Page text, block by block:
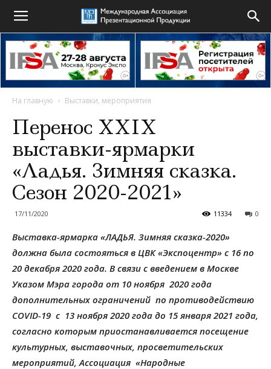
На главную Выставки, мероприятия
Перенос XXIX
выставки-ярмарки
«Ладья. Зимняя сказка.
Сезон 2020-2021»
17/11/2020 0
11334
Выставка-ярмарка «ЛАДЬЯ. Зимняя сказка-2020»
должна была состояться в ЦВК «Экспоцентр» с 16 по
20 декабря 2020 года. В связи с введением в Москве
Указом Мэра города от 10 ноября 2020 года
дополнительных ограничений по противодействию
COVID-19 с 13 ноября 2020 года до 15 января 2021 года,
согласно которым приостанавливается посещение
культурных, выставочных, просветительских
мероприятий, Ассоциация «Народные